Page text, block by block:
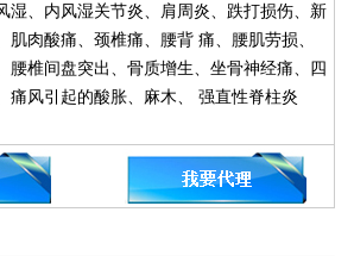
湿、内风湿关节炎、肩周炎、跌打损伤、新
肌肉酸痛、颈椎痛、腰背 痛、腰肌劳损、
腰椎间盘突出、骨质增生、坐骨神经痛、四
痛风引起的酸胀、麻木、 强直性脊柱炎